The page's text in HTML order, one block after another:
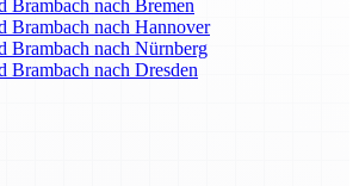
Brambach nach Bremen
Brambach nach Hannover
Brambach nach Nürnberg
Brambach nach Dresden